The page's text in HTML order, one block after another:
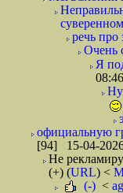
речь
Очень
Я
08:46
Ну
официальную
[94] 15-04-
Не
(+) (URL) <
(-) <